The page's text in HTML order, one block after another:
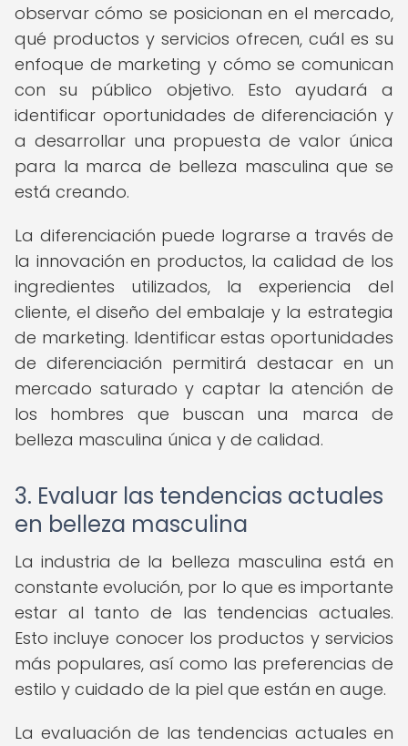
observar cómo se posicionan en el mercado,
qué productos y servicios ofrecen, cuál es su
enfoque de marketing y cómo se comunican
con su público objetivo. Esto ayudará a
identificar oportunidades de diferenciación y
a desarrollar una propuesta de valor única
para la marca de belleza masculina que se
está creando.
La diferenciación puede lograrse a través de
la innovación en productos, la calidad de los
ingredientes utilizados, la experiencia del
cliente, el diseño del embalaje y la estrategia
de marketing. Identificar estas oportunidades
de diferenciación permitirá destacar en un
mercado saturado y captar la atención de
los hombres que buscan una marca de
belleza masculina única y de calidad.
3. Evaluar las tendencias actuales
en belleza masculina
La industria de la belleza masculina está en
constante evolución, por lo que es importante
estar al tanto de las tendencias actuales.
Esto incluye conocer los productos y servicios
más populares, así como las preferencias de
estilo y cuidado de la piel que están en auge.
La evaluación de las tendencias actuales en